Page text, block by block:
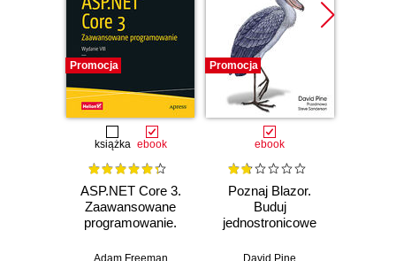
Promocja
książka ebook
ASP.NET Core 3.
Zaawansowane
programowanie.
Promocja
ebook
Poznaj Blazor.
Buduj
jednostronicowe
pomocy